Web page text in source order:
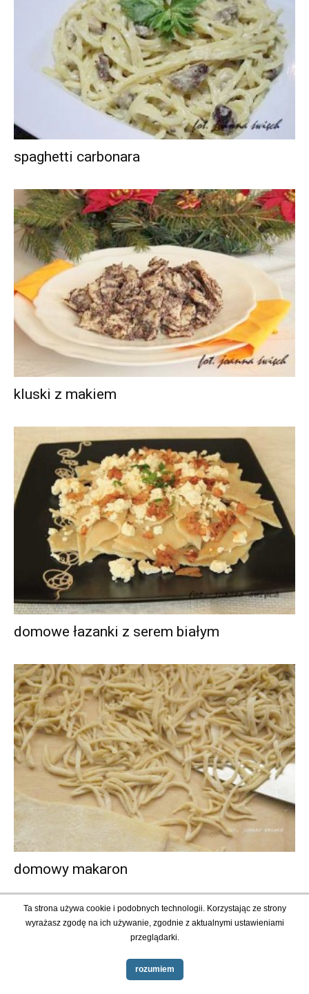
spaghetti carbonara
kluski z makiem
domowe łazanki z serem białym
domowy makaron
Wyszukaj np. jednym słowem
Ta strona używa cookie i podobnych technologii. Korzystając ze strony
wyrażasz zgodę na ich używanie, zgodnie z aktualnymi ustawieniami
przeglądarki.
rozumiem